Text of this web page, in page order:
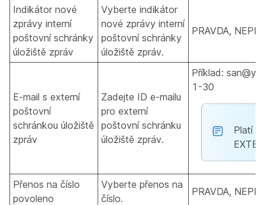
Indikátor nové
zprávy interní
poštovní schránky
úložiště zpráv
Vyberte indikátor
nové zprávy interní
poštovní schránky
úložiště zpráv.
PRAVDA,
E-mail s externí
poštovní
schránkou úložiště
zpráv
Zadejte ID e-mailu
pro externí
poštovní schránku
úložiště zpráv.
Příklad:
1-30
Platí
Přenos na číslo
povoleno
Vyberte přenos na
číslo.
PRAVDA,